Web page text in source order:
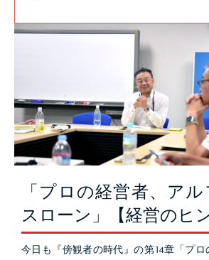
「プロの経営者、ア
スローン」【経営のヒ
今日も『傍観者の時代』の第14章「プ